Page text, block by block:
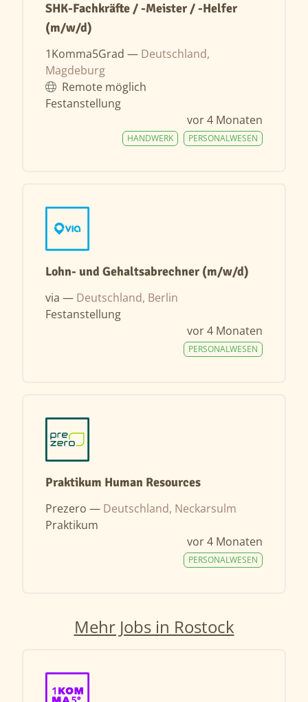
SHK-Fachkräfte / -Meister / -Helfer
(m/w/d)
1Komma5Grad — Deutschland,
Magdeburg
Remote möglich
Festanstellung
vor 4 Monaten
PERSONALWESEN
HANDWERK
Lohn- und Gehaltsabrechner (m/w/d)
via — Deutschland, Berlin
Festanstellung
vor 4 Monaten
PERSONALWESEN
Praktikum Human Resources
Prezero — Deutschland, Neckarsulm
Praktikum
vor 4 Monaten
PERSONALWESEN
Mehr Jobs in Rostock